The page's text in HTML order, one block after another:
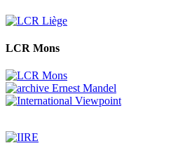
LCR Mons